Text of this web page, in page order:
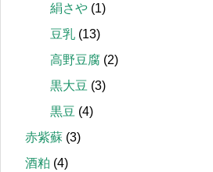
絹さや (1)
豆乳 (13)
高野豆腐 (2)
黒大豆 (3)
黒豆 (4)
赤紫蘇 (3)
酒粕 (4)